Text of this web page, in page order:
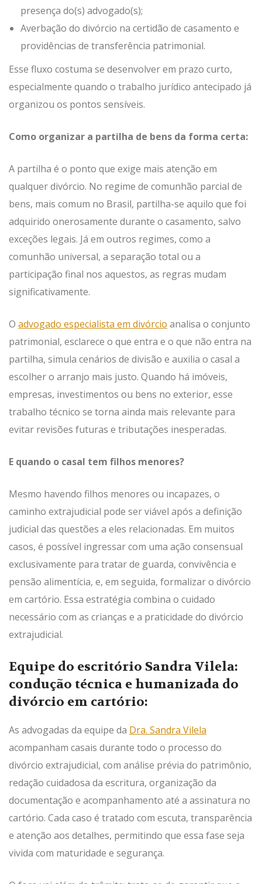
presença do(s) advogado(s);
Averbação do divórcio na certidão de casamento e
providências de transferência patrimonial.
Esse fluxo costuma se desenvolver em prazo curto,
especialmente quando o trabalho jurídico antecipado já
organizou os pontos sensíveis.
Como organizar a partilha de bens da forma certa:
A partilha é o ponto que exige mais atenção em
qualquer divórcio. No regime de comunhão parcial de
bens, mais comum no Brasil, partilha-se aquilo que foi
adquirido onerosamente durante o casamento, salvo
exceções legais. Já em outros regimes, como a
comunhão universal, a separação total ou a
participação final nos aquestos, as regras mudam
significativamente.
O advogado especialista em divórcio analisa o conjunto
patrimonial, esclarece o que entra e o que não entra na
partilha, simula cenários de divisão e auxilia o casal a
escolher o arranjo mais justo. Quando há imóveis,
empresas, investimentos ou bens no exterior, esse
trabalho técnico se torna ainda mais relevante para
evitar revisões futuras e tributações inesperadas.
E quando o casal tem filhos menores?
Mesmo havendo filhos menores ou incapazes, o
caminho extrajudicial pode ser viável após a definição
judicial das questões a eles relacionadas. Em muitos
casos, é possível ingressar com uma ação consensual
exclusivamente para tratar de guarda, convivência e
pensão alimentícia, e, em seguida, formalizar o divórcio
em cartório. Essa estratégia combina o cuidado
necessário com as crianças e a praticidade do divórcio
extrajudicial.
Equipe do escritório Sandra Vilela:
condução técnica e humanizada do
divórcio em cartório:
As advogadas da equipe da Dra. Sandra Vilela
acompanham casais durante todo o processo do
divórcio extrajudicial, com análise prévia do patrimônio,
redação cuidadosa da escritura, organização da
documentação e acompanhamento até a assinatura no
cartório. Cada caso é tratado com escuta, transparência
e atenção aos detalhes, permitindo que essa fase seja
vivida com maturidade e segurança.